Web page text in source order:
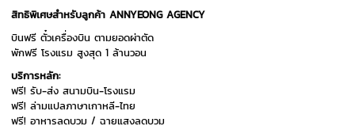
สิทธิพิเศษสำหรับลูกค้า ANNYEONG AGENCY
บินฟรี ตั๋วเครื่องบิน ตามยอดผ่าตัด
พักฟรี โรงแรม สูงสุด 1 ล้านวอน
บริการหลัก:
ฟรี! รับ-ส่ง สนามบิน-โรงแรม
ฟรี! ล่ามแปลภาษาเกาหลี-ไทย
ฟรี! อาหารลดบวม / ฉายแสงลดบวม